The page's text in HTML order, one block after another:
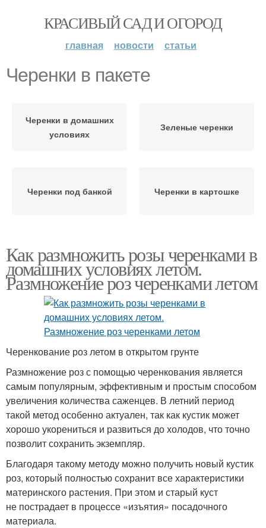
КРАСИВЫЙ САД И ОГОРОД
главная новости статьи
Черенки в пакете
Черенки в домашних
условиях
Зеленые черенки
Черенки под банкой Черенки в картошке
Как размножить розы черенками в
домашних условиях летом.
Размножение роз черенками летом
Черенкование роз летом в открытом грунте
Размножение роз с помощью черенкования является
самым популярным, эффективным и простым способом
увеличения количества саженцев. В летний период
такой метод особенно актуален, так как кустик может
хорошо укорениться и развиться до холодов, что точно
позволит сохранить экземпляр.
Благодаря такому методу можно получить новый кустик
роз, который полностью сохранит все характеристики
материнского растения. При этом и старый куст
не пострадает в процессе «изъятия» посадочного
материала.